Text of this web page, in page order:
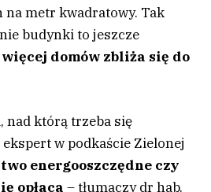
na metr kwadratowy. Tak
budynki to jeszcze
domów zbliża się do
nad którą trzeba się
w podkaście Zielonej
energooszczędne czy
opłaca – tłumaczy dr hab.